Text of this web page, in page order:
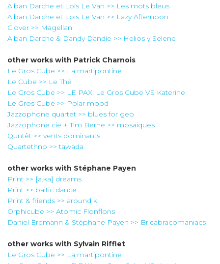
Alban Darche et Loïs Le Van >> Les mots bleus
Alban Darche et Loïs Le Van >> Lazy Afternoon
Clover >> Magellan
Alban Darche & Dandy Dandie >> Helios y Selene
other works with Patrick Charnois
Le Gros Cube >> La martipontine
Le Cube >> Le Thé
Le Gros Cube >> LE PAX, Le Gros Cube VS Katerine
Le Gros Cube >> Polar mood
Jazzophone quartet >> blues for geo
Jazzophone cie + Tim Berne >> mosaiques
Qüntêt >> vents dominants
Quartethno >> tawada
other works with Stéphane Payen
Print >> [a.ka] dreams
Print >> baltic dance
Print & friends >> around k
Orphicube >> Atomic Flonflons
Daniel Erdmann & Stéphane Payen >> Bricabracomaniacs
other works with Sylvain Rifflet
Le Gros Cube >> La martipontine